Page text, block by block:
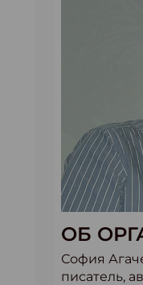
ОБ
София
писатель,